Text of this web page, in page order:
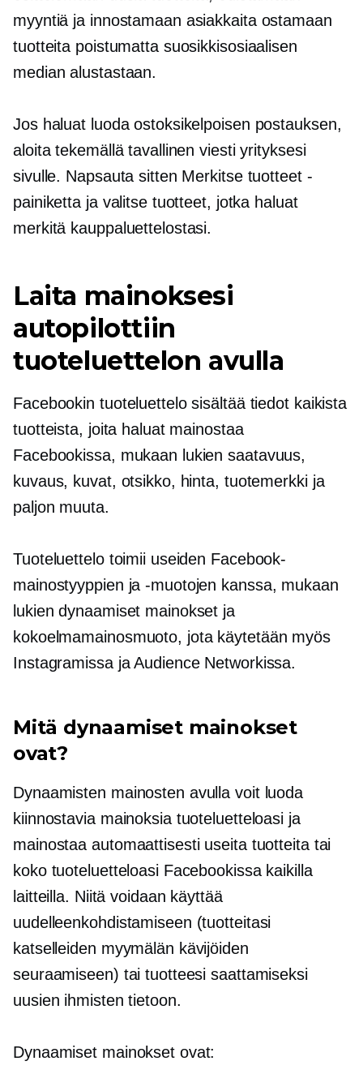
myyntiä ja innostamaan asiakkaita ostamaan
tuotteita poistumatta suosikkisosiaalisen
median alustastaan.
Jos haluat luoda ostoksikelpoisen postauksen,
aloita tekemällä tavallinen viesti yrityksesi
sivulle. Napsauta sitten Merkitse tuotteet -
painiketta ja valitse tuotteet, jotka haluat
merkitä kauppaluettelostasi.
Laita mainoksesi
autopilottiin
tuoteluettelon avulla
Facebookin tuoteluettelo sisältää tiedot kaikista
tuotteista, joita haluat mainostaa
Facebookissa, mukaan lukien saatavuus,
kuvaus, kuvat, otsikko, hinta, tuotemerkki ja
paljon muuta.
Tuoteluettelo toimii useiden Facebook-
mainostyyppien ja -muotojen kanssa, mukaan
lukien dynaamiset mainokset ja
kokoelmamainosmuoto, jota käytetään myös
Instagramissa ja Audience Networkissa.
Mitä dynaamiset mainokset
ovat?
Dynaamisten mainosten avulla voit luoda
kiinnostavia mainoksia tuoteluetteloasi ja
mainostaa automaattisesti useita tuotteita tai
koko tuoteluetteloasi Facebookissa kaikilla
laitteilla. Niitä voidaan käyttää
uudelleenkohdistamiseen (tuotteitasi
katselleiden myymälän kävijöiden
seuraamiseen) tai tuotteesi saattamiseksi
uusien ihmisten tietoon.
Dynaamiset mainokset ovat: